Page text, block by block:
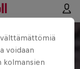
voidaan
kolmansien